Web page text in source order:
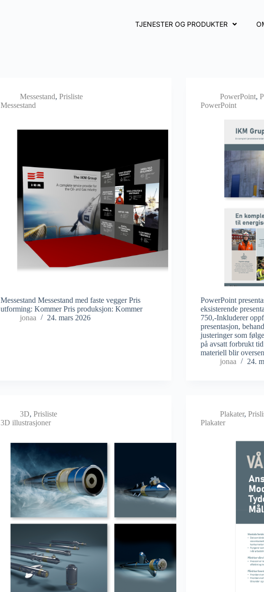
TJENESTER OG PRODUKTER
Messestand,Prisliste
Messestand
Messestand Messestand med faste vegger Pris
utforming: Kommer Pris produksjon: Kommer
jonaa
24. mars 2026
PowerPoint,
PowerPoint
PowerPoint
eksisterende
750,-Inkluderer
presentasjon,
justeringer som
på avsatt forbrukt
materiell blir
jonaa
24.
3D,Prisliste
3D illustrasjoner
Plakater,
Plakater